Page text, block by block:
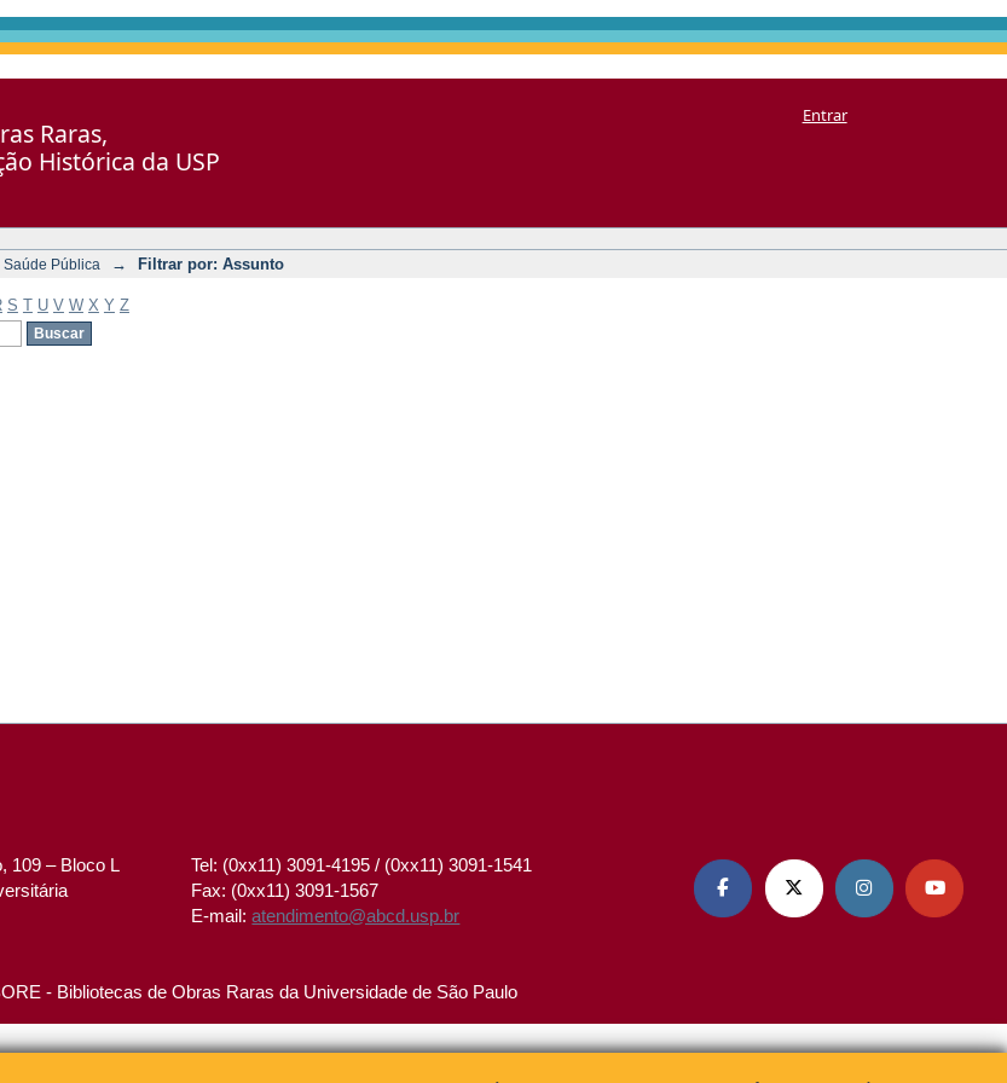
Raras,
Histórica da USP
Entrar
Saúde Pública → Filtrar por: Assunto
S T U V W X Y Z
109 – Bloco L
Tel: (0xx11) 3091-4195 / (0xx11) 3091-1541
Fax: (0xx11) 3091-1567
E-mail:atendimento@abcd.usp.br
   
- Bibliotecas de Obras Raras da Universidade de São Paulo